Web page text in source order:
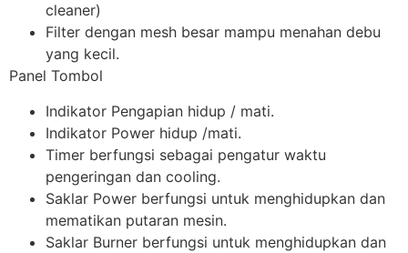
cleaner)
Filter dengan mesh besar mampu menahan debu
yang kecil.
Panel Tombol
Indikator Pengapian hidup / mati.
Indikator Power hidup /mati.
Timer berfungsi sebagai pengatur waktu
pengeringan dan cooling.
Saklar Power berfungsi untuk menghidupkan dan
mematikan putaran mesin.
Saklar Burner berfungsi untuk menghidupkan dan